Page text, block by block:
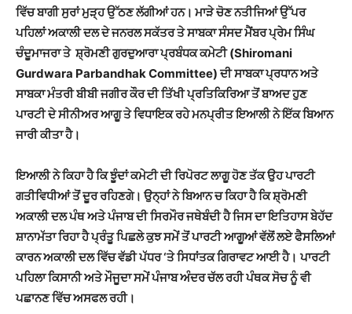
ਵਿੱਚ ਬਾਗੀ ਸੁਰਾਂ ਮੁੜ੍ਹ ਉੱਠਣ ਲੱਗੀਆਂ ਹਨ। ਮਾੜੇ ਚੋਣ ਨਤੀਜਿਆਂ ਉੱਪਰ
ਪਹਿਲਾਂ ਅਕਾਲੀ ਦਲ ਦੇ ਜਨਰਲ ਸਕੱਤਰ ਤੇ ਸਾਬਕਾ ਸੰਸਦ ਮੈਂਬਰ ਪ੍ਰੇਮ ਸਿੰਘ
ਚੰਦੂਮਾਜਰਾ ਤੇ ਸ਼੍ਰੋਮਣੀ ਗੁਰਦੁਆਰਾ ਪ੍ਰਬੰਧਕ ਕਮੇਟੀ (Shiromani
Gurdwara Parbandhak Committee) ਦੀ ਸਾਬਕਾ ਪ੍ਰਧਾਨ ਅਤੇ
ਸਾਬਕਾ ਮੰਤਰੀ ਬੀਬੀ ਜਗੀਰ ਕੌਰ ਦੀ ਤਿੱਖੀ ਪ੍ਰਤਿਕਿਰਿਆ ਤੋਂ ਬਾਅਦ ਹੁਣ
ਪਾਰਟੀ ਦੇ ਸੀਨੀਅਰ ਆਗੂ ਤੇ ਵਿਧਾਇਕ ਰਹੇ ਮਨਪ੍ਰੀਤ ਇਆਲੀ ਨੇ ਇੱਕ ਬਿਆਨ
ਜਾਰੀ ਕੀਤਾ ਹੈ।
ਇਆਲੀ ਨੇ ਕਿਹਾ ਹੈ ਕਿ ਝੂੰਦਾਂ ਕਮੇਟੀ ਦੀ ਰਿਪੋਰਟ ਲਾਗੂ ਹੋਣ ਤੱਕ ਉਹ ਪਾਰਟੀ
ਗਤੀਵਿਧੀਆਂ ਤੋਂ ਦੂਰ ਰਹਿਣਗੇ। ਉਨ੍ਹਾਂ ਨੇ ਬਿਆਨ ਚ ਕਿਹਾ ਹੈ ਕਿ ਸ਼੍ਰੋਮਣੀ
ਅਕਾਲੀ ਦਲ ਪੰਥ ਅਤੇ ਪੰਜਾਬ ਦੀ ਸਿਰਮੌਰ ਜਥੇਬੰਦੀ ਹੈ ਜਿਸ ਦਾ ਇਤਿਹਾਸ ਬੇਹੱਦ
ਸ਼ਾਨਾਮੱਤਾ ਰਿਹਾ ਹੈ ਪ੍ਰੰਤੂ ਪਿਛਲੇ ਕੁਝ ਸਮੇਂ ਤੋਂ ਪਾਰਟੀ ਆਗੂਆਂ ਵੱਲੋਂ ਲਏ ਫੈਸਲਿਆਂ
ਕਾਰਨ ਅਕਾਲੀ ਦਲ ਵਿੱਚ ਵੱਡੀ ਪੱਧਰ ‘ਤੇ ਸਿਧਾਂਤਕ ਗਿਰਾਵਟ ਆਈ ਹੈ। ਪਾਰਟੀ
ਪਹਿਲਾ ਕਿਸਾਨੀ ਅਤੇ ਮੌਜੂਦਾ ਸਮੇਂ ਪੰਜਾਬ ਅੰਦਰ ਚੱਲ ਰਹੀ ਪੰਥਕ ਸੋਚ ਨੂੰ ਵੀ
ਪਛਾਨਣ ਵਿੱਚ ਅਸਫਲ ਰਹੀ।